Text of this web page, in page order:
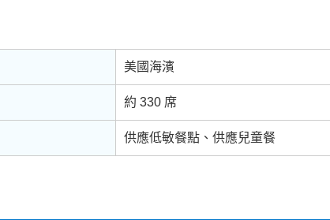
美國海濱
約 330 席
供應低敏餐點、供應兒童餐